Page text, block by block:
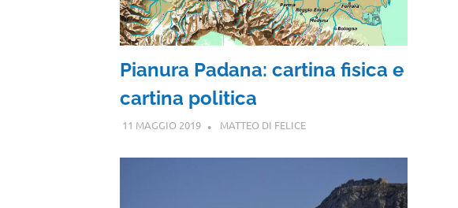
Pianura Padana: cartina fisica e
cartina politica
11 MAGGIO 2019 MATTEO DI FELICE